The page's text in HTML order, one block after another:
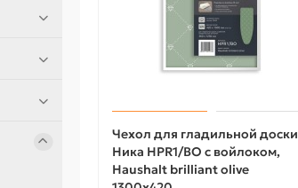
Чехол для гладильной доски
Ника HPR1/BO с войлоком,
Haushalt brilliant olive